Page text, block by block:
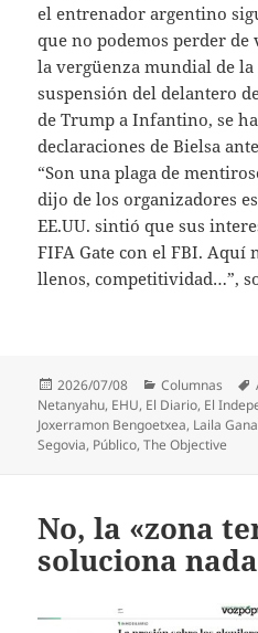
el entrenador argentino
que no podemos perder de
la vergüenza mundial de
suspensión del delantero
de Trump a Infantino, se
declaraciones de Bielsa
“Son una plaga de
dijo de los organizadores
EE.UU. sintió que sus
FIFA Gate con el FBI. Aquí
llenos, competitividad…”,
Publicado
el
2026/07/08 Categorías
Columnas
Netanyahu, EHU, El Diario, El
Joxerramon Bengoetxea, Laila
Segovia, Público,The Objective
No, la «zona
soluciona nada